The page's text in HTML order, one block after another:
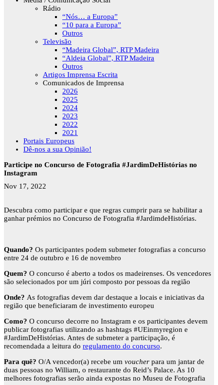
Rádio
“Nós… a Europa”
“10 para a Europa”
Outros
Televisão
“Madeira Global”, RTP Madeira
“Aldeia Global”, RTP Madeira
Outros
Artigos Imprensa Escrita
Comunicados de Imprensa
2026
2025
2024
2023
2022
2021
Portais Europeus
Dê-nos a sua Opinião!
Participe no Concurso de Fotografia #JardimDeHistórias no
Instagram
Nov 17, 2022
Descubra como participar e que regras cumprir para se habilitar a
ganhar prémios no Concurso de Fotografia #JardimdeHistórias.
Quando? Os participantes podem submeter fotografias a concurso
entre 24 de outubro e 16 de novembro
Quem? O concurso é aberto a todos os madeirenses. Os vencedores
são selecionados por um júri composto por pessoas da região
Onde? As fotografias devem dar destaque a locais e iniciativas da
região que beneficiaram de investimento europeu
Como? O concurso decorre no Instagram e os participantes devem
publicar fotografias utilizando as hashtags #UEinmyregion e
#JardimDeHistórias. Antes de submeter a participação, é
recomendada a leitura do regulamento do concurso.
Para quê? O/A vencedor(a) recebe um voucher para um jantar de
duas pessoas no William, o restaurante do Reid’s Palace. As 10
melhores fotografias serão ainda expostas no Museu de Fotografia